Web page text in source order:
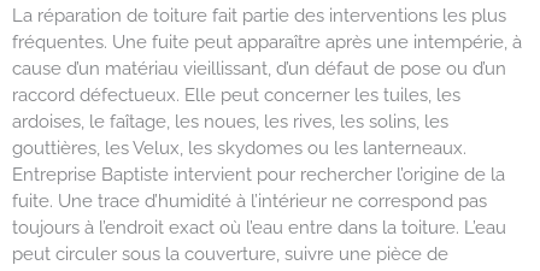
La réparation de toiture fait partie des interventions les plus
fréquentes. Une fuite peut apparaître après une intempérie, à
cause d’un matériau vieillissant, d’un défaut de pose ou d’un
raccord défectueux. Elle peut concerner les tuiles, les
ardoises, le faîtage, les noues, les rives, les solins, les
gouttières, les Velux, les skydomes ou les lanterneaux.
Entreprise Baptiste intervient pour rechercher l’origine de la
fuite. Une trace d’humidité à l’intérieur ne correspond pas
toujours à l’endroit exact où l’eau entre dans la toiture. L’eau
peut circuler sous la couverture, suivre une pièce de